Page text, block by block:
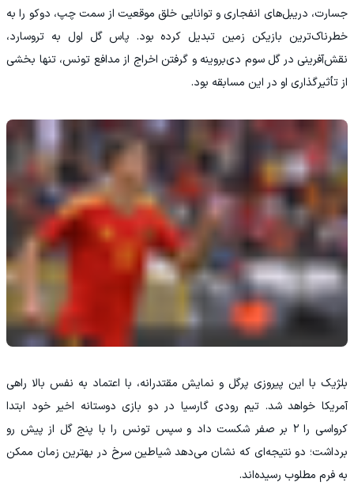
جسارت، دریبل‌های انفجاری و توانایی خلق موقعیت از سمت چپ، دوکو را به
خطرناک‌ترین بازیکن زمین تبدیل کرده بود. پاس گل اول به تروسارد،
نقش‌آفرینی در گل سوم دی‌بروینه و گرفتن اخراج از مدافع تونس، تنها بخشی
از تأثیرگذاری او در این مسابقه بود.
بلژیک با این پیروزی پرگل و نمایش مقتدرانه، با اعتماد به نفس بالا راهی
آمریکا خواهد شد. تیم رودی گارسیا در دو بازی دوستانه اخیر خود ابتدا
کرواسی را ۲ بر صفر شکست داد و سپس تونس را با پنج گل از پیش رو
برداشت؛ دو نتیجه‌ای که نشان می‌دهد شیاطین سرخ در بهترین زمان ممکن
به فرم مطلوب رسیده‌اند.